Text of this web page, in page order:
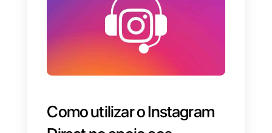
vai fazer com que a marca
adquira tráfego e lead de forma
criar conteúdos que garantam